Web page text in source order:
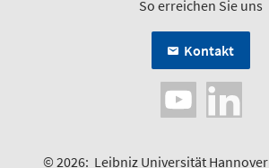
So erreichen Sie uns
Kontakt
© 2026: Leibniz Universität Hannover